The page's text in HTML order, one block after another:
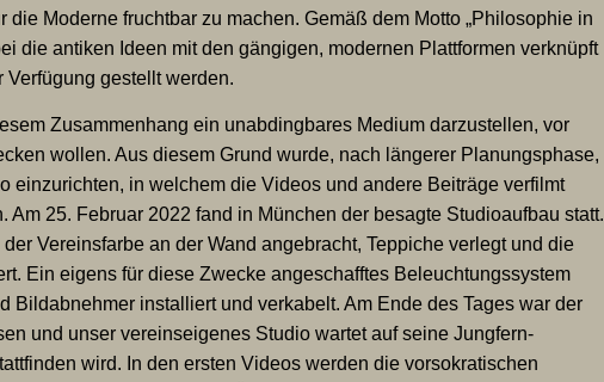
die Moderne fruchtbar zu machen. Gemäß dem Motto „Philosophie in
die antiken Ideen mit den gängigen, modernen Plattformen verknüpft
gestellt werden.
Zusammenhang ein unabdingbares Medium darzustellen, vor
wollen. Aus diesem Grund wurde, nach längerer Planungsphase,
einzurichten, in welchem die Videos und andere Beiträge verfilmt
Am 25. Februar 2022 fand in München der besagte Studioaufbau statt.
Vereinsfarbe an der Wand angebracht, Teppiche verlegt und die
Ein eigens für diese Zwecke angeschafftes Beleuchtungssystem
Bildabnehmer installiert und verkabelt. Am Ende des Tages war der
und unser vereinseigenes Studio wartet auf seine Jungfern-
wird. In den ersten Videos werden die vorsokratischen